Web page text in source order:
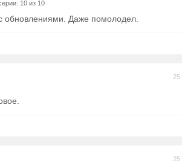
10 из 10
обновлениями. Даже помолодел.
25
25